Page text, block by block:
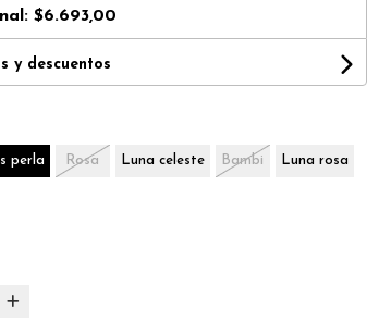
$6.693,00
y descuentos
perla Rosa Luna celeste Bambi Luna rosa